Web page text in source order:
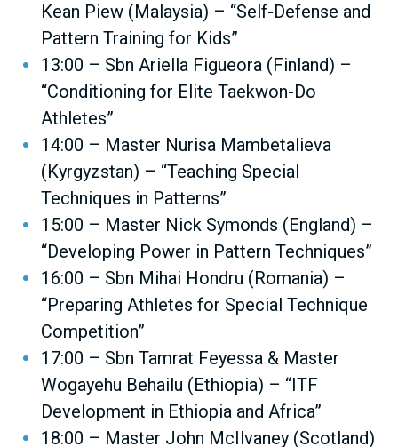
Kean Piew (Malaysia) – “Self-Defense and
Pattern Training for Kids”
13:00 – Sbn Ariella Figueora (Finland) –
“Conditioning for Elite Taekwon-Do
Athletes”
14:00 – Master Nurisa Mambetalieva
(Kyrgyzstan) – “Teaching Special
Techniques in Patterns”
15:00 – Master Nick Symonds (England) –
“Developing Power in Pattern Techniques”
16:00 – Sbn Mihai Hondru (Romania) –
“Preparing Athletes for Special Technique
Competition”
17:00 – Sbn Tamrat Feyessa & Master
Wogayehu Behailu (Ethiopia) – “ITF
Development in Ethiopia and Africa”
18:00 – Master John McIlvaney (Scotland)